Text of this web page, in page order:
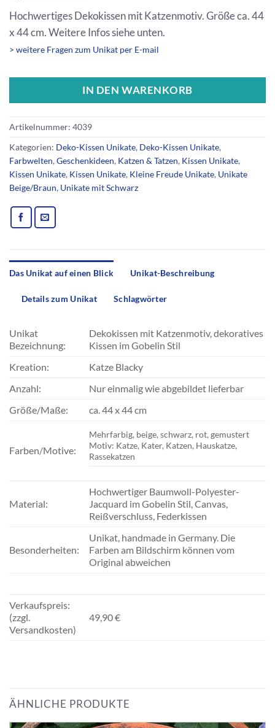
Hochwertiges Dekokissen mit Katzenmotiv. Größe ca. 44
x 44 cm. Weitere Infos siehe unten.
> weitere Fragen zum Unikat per E-mail
IN DEN WARENKORB
Artikelnummer: 4039
Kategorien: Deko-Kissen Unikate, Deko-Kissen Unikate,
Farbwelten,Geschenkideen, Katzen & Tatzen, Kissen Unikate,
Kissen Unikate, Kissen Unikate, Kleine Freude Unikate, Unikate
Beige/Braun, Unikate mit Schwarz
Das Unikat auf einen Blick Unikat-Beschreibung
Details zum Unikat Schlagwörter
Unikat
Bezeichnung:
Dekokissen mit Katzenmotiv, dekoratives
Kissen im Gobelin Stil
Kreation:
Katze Blacky
Anzahl:
Nur einmalig wie abgebildet lieferbar
Größe/Maße:
ca. 44 x 44 cm
Farben/Motive:
Mehrfarbig, beige, schwarz, rot, gemustert
Motiv: Katze, Kater, Katzen, Hauskatze,
Rassekatzen
Material:
Hochwertiger Baumwoll-Polyester-
Jacquard im Gobelin Stil, Canvas,
Reißverschluss, Federkissen
Besonderheiten:
Unikat, handmade in Germany. Die
Farben am Bildschirm können vom
Original abweichen
Verkaufspreis:
(zzgl.
Versandkosten)
49,90 €
ÄHNLICHE PRODUKTE